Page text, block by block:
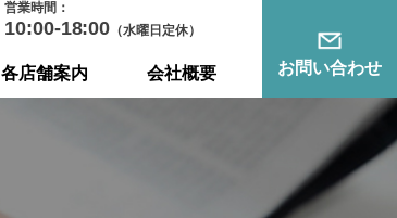
営業時間：
10:00-18:00 （水曜日定休）
各店舗案内 会社概要 お問い合わせ